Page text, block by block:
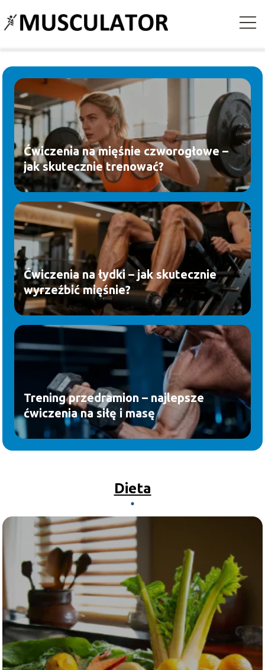
Ćwiczenia na mięśnie czworogłowe –
jak skutecznie trenować?
Ćwiczenia na łydki – jak skutecznie
wyrzeźbić mięśnie?
Trening przedramion – najlepsze
ćwiczenia na siłę i masę
Dieta